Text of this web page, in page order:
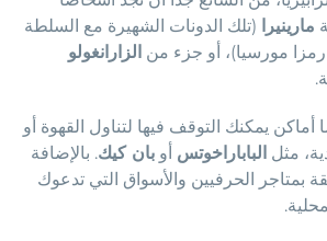
مارينيرا (تلك الدونات الشهيرة مع السلطة
رمزا مورسيا)، أو جزء من الزارانغولو
أماكن يمكنك التوقف فيها لتناول القهوة أو
مثل الباباراخوتس أو بان كيك. بالإضافة
بمتاجر الحرفيين والأسواق التي تدعوك